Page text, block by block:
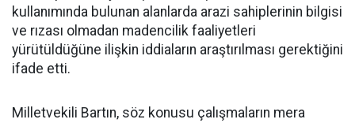
kullanımında bulunan alanlarda arazi sahiplerinin bilgisi
ve rızası olmadan madencilik faaliyetleri
yürütüldüğüne ilişkin iddiaların araştırılması gerektiğini
ifade etti.
Milletvekili Bartın, söz konusu çalışmaların mera